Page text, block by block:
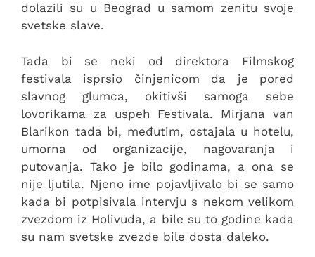
dolazili su u Beograd u samom zenitu svoje
svetske slave.
Tada bi se neki od direktora Filmskog
festivala isprsio činjenicom da je pored
slavnog glumca, okitivši samoga sebe
lovorikama za uspeh Festivala. Mirjana van
Blarikon tada bi, međutim, ostajala u hotelu,
umorna od organizacije, nagovaranja i
putovanja. Tako je bilo godinama, a ona se
nije ljutila. Njeno ime pojavljivalo bi se samo
kada bi potpisivala intervju s nekom velikom
zvezdom iz Holivuda, a bile su to godine kada
su nam svetske zvezde bile dosta daleko.